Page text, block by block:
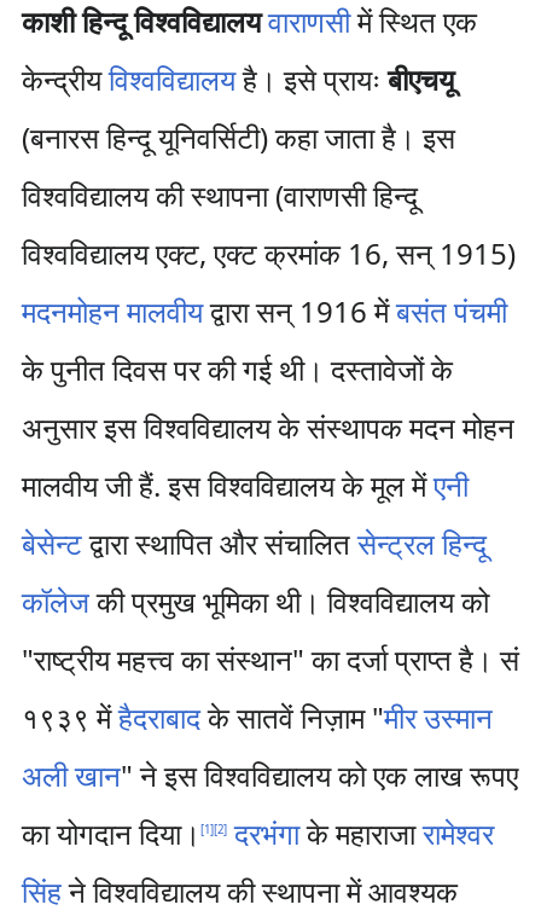
काशी हिन्दू विश्वविद्यालयवाराणसीमें स्थित एक
केन्द्रीयविश्वविद्यालयहै। इसे प्रायःबीएचयू
(बनारस हिन्दू यूनिवर्सिटी) कहा जाता है। इस
विश्वविद्यालय की स्थापना (वाराणसी हिन्दू
विश्वविद्यालय एक्ट, एक्ट क्रमांक 16, सन् 1915)
मदनमोहन मालवीयद्वारा सन् 1916 मेंबसंत पंचमी
के पुनीत दिवस पर की गई थी। दस्तावेजों के
अनुसार इस विश्वविद्यालय के संस्थापक मदन मोहन
मालवीय जी हैं. इस विश्वविद्यालय के मूल मेंएनी
बेसेन्टद्वारा स्थापित और संचालितसेन्ट्रल हिन्दू
कॉलेजकी प्रमुख भूमिका थी। विश्वविद्यालय को
"राष्ट्रीय महत्त्व का संस्थान" का दर्जा प्राप्त है। सं
१९३९ मेंहैदराबादके सातवें निज़ाम "मीर उस्मान
अली खान" ने इस विश्वविद्यालय को एक लाख रूपए
का योगदान दिया। [1][2] दरभंगाके महाराजारामेश्वर
सिंहने विश्वविद्यालय की स्थापना में आवश्यक